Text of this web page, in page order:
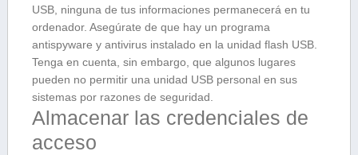
USB, ninguna de tus informaciones permanecerá en tu
ordenador. Asegúrate de que hay un programa
antispyware y antivirus instalado en la unidad flash USB.
Tenga en cuenta, sin embargo, que algunos lugares
pueden no permitir una unidad USB personal en sus
sistemas por razones de seguridad.
Almacenar las credenciales de
acceso